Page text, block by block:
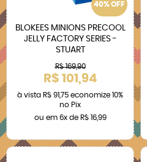
40% OFF
BLOKEES MINIONS PRECOOL
JELLY FACTORY SERIES -
STUART
R$ 169,90
R$ 101,94
à vista R$ 91,75 economize 10%
no Pix
ou em 6xde R$ 16,99